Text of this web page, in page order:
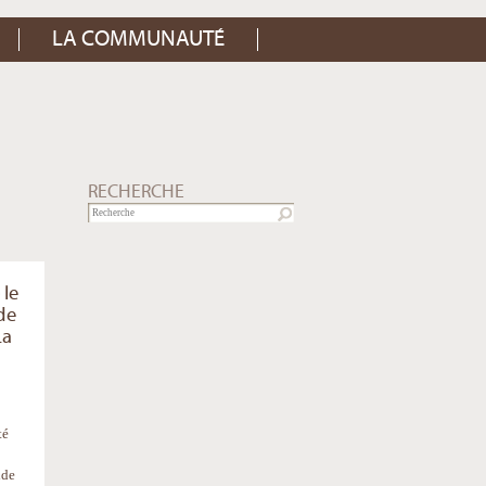
LA COMMUNAUTÉ
RECHERCHE
le